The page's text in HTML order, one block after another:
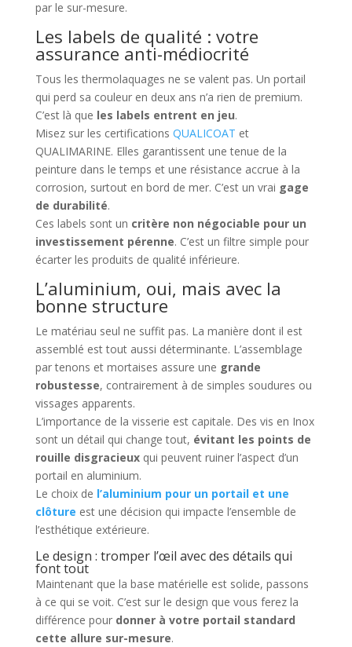
par le sur-mesure.
Les labels de qualité : votre
assurance anti-médiocrité
Tous les thermolaquages ne se valent pas. Un portail
qui perd sa couleur en deux ans n’a rien de premium.
C’est là que les labels entrent en jeu.
Misez sur les certifications QUALICOAT et
QUALIMARINE. Elles garantissent une tenue de la
peinture dans le temps et une résistance accrue à la
corrosion, surtout en bord de mer. C’est un vrai gage
de durabilité.
Ces labels sont un critère non négociable pour un
investissement pérenne. C’est un filtre simple pour
écarter les produits de qualité inférieure.
L’aluminium, oui, mais avec la
bonne structure
Le matériau seul ne suffit pas. La manière dont il est
assemblé est tout aussi déterminante. L’assemblage
par tenons et mortaises assure une grande
robustesse, contrairement à de simples soudures ou
vissages apparents.
L’importance de la visserie est capitale. Des vis en Inox
sont un détail qui change tout, évitant les points de
rouille disgracieuxqui peuvent ruiner l’aspect d’un
portail en aluminium.
Le choix de l’aluminium pour un portail et une
clôture est une décision qui impacte l’ensemble de
l’esthétique extérieure.
Le design : tromper l’œil avec des détails qui
font tout
Maintenant que la base matérielle est solide, passons
à ce qui se voit. C’est sur le design que vous ferez la
différence pour donner à votre portail standard
cette allure sur-mesure.